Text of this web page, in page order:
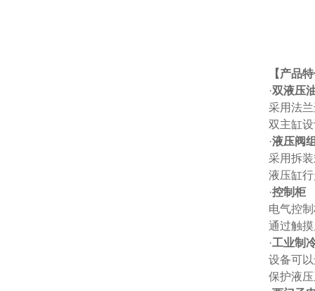
【产品
·双液压
采用法
双主缸
·液压阀
采用拆
液压缸
·控制柜
电气控
通过触
·工业制
设备可
保护液